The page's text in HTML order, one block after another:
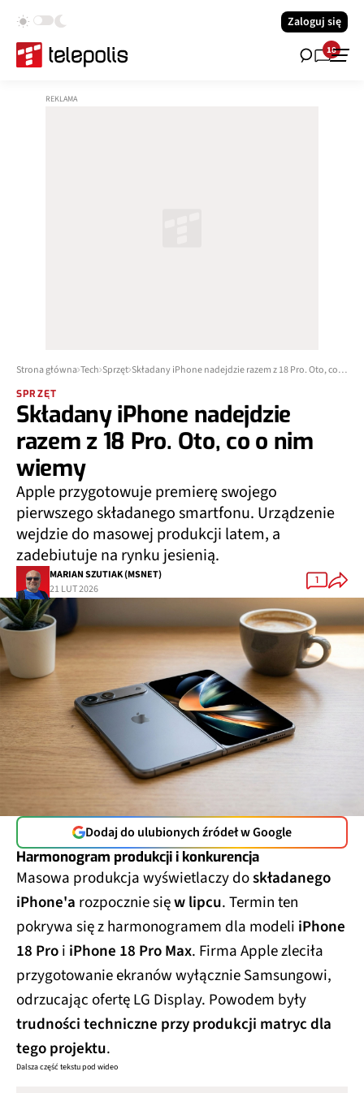
Zaloguj się
18
Strona główna Tech Sprzęt Składany iPhone nadejdzie razem z 18 Pro. Oto, co o nim wiemy
SPRZĘT
Składany iPhone nadejdzie
razem z 18 Pro. Oto, co o nim
wiemy
Apple przygotowuje premierę swojego
pierwszego składanego smartfonu. Urządzenie
wejdzie do masowej produkcji latem, a
zadebiutuje na rynku jesienią.
MARIAN SZUTIAK (MSNET)
21 LUT 2026
1
Dodaj do ulubionych źródeł w Google
Harmonogram produkcji i konkurencja
Masowa produkcja wyświetlaczy doskładanego
iPhone'a rozpocznie sięw lipcu. Termin ten
pokrywa się z harmonogramem dla modeli iPhone
18 Proi iPhone 18 Pro Max. Firma Apple zleciła
przygotowanie ekranów wyłącznie Samsungowi,
odrzucając ofertę LG Display. Powodem były
trudności techniczne przy produkcji matryc dla
tego projektu.
Dalsza część tekstu pod wideo